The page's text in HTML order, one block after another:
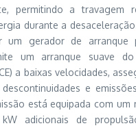
permitindo a travagem
durante a
um gerador de arranque
um arranque suave
a baixas velocidades,
e
está equipada com um
kW adicionais de